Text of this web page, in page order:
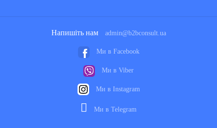
Напишіть нам admin@b2bconsult.ua
Ми в Facebook
Ми в Viber
Ми в Instagram
Ми в Telegram